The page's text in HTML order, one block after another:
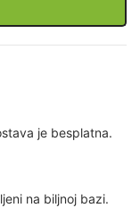
je besplatna.
na biljnoj bazi.